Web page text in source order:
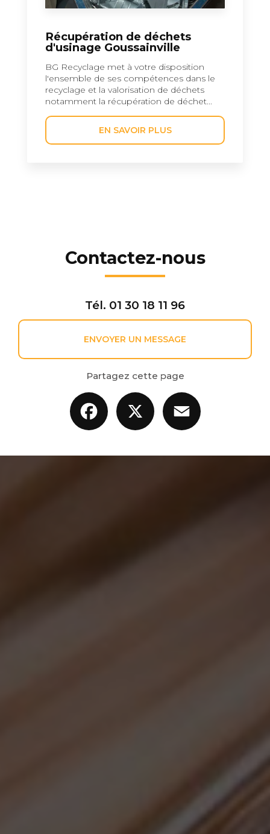
Récupération de déchets
d'usinage Goussainville
BG Recyclage met à votre disposition
l'ensemble de ses compétences dans le
recyclage et la valorisation de déchets
notamment la récupération de déchet...
EN SAVOIR PLUS
Contactez-nous
Tél. 01 30 18 11 96
ENVOYER UN MESSAGE
Partagez cette page
Facebook